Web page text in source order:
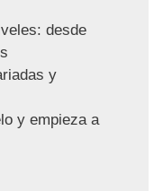
desde
y
y empieza a